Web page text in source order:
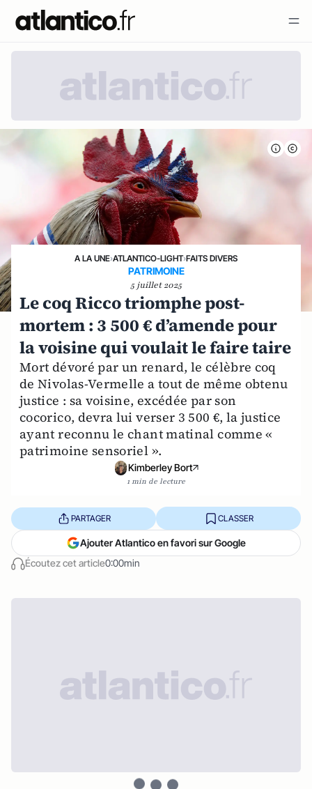
A LA UNE›ATLANTICO-LIGHT›FAITS DIVERS
PATRIMOINE
5 juillet 2025
Le coq Ricco triomphe post-
mortem : 3 500 € d’amende pour
la voisine qui voulait le faire taire
Mort dévoré par un renard, le célèbre coq
de Nivolas-Vermelle a tout de même obtenu
justice : sa voisine, excédée par son
cocorico, devra lui verser 3 500 €, la justice
ayant reconnu le chant matinal comme «
patrimoine sensoriel ».
Kimberley Bort
1 min de lecture
Écoutez cet article0:00min
PARTAGER CLASSER
Ajouter Atlantico en favori sur Google